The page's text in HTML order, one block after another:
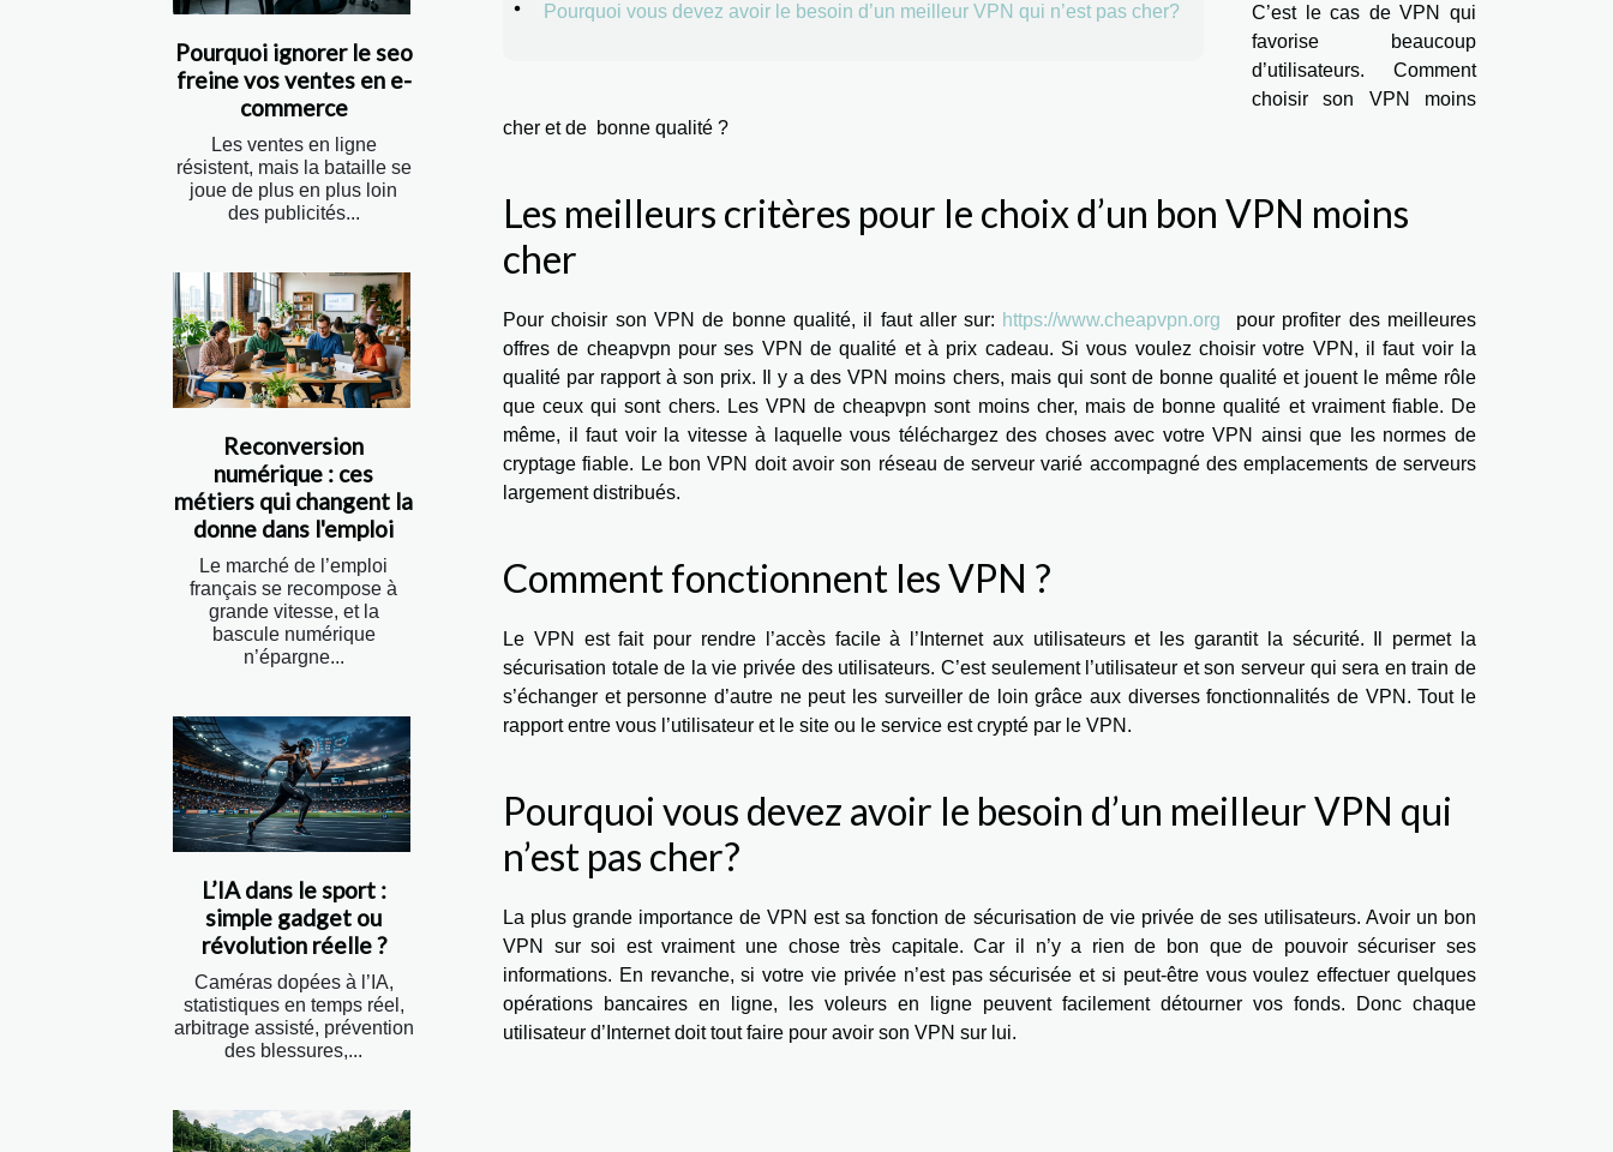
Pourquoi ignorer le seo
freine vos ventes en e-
commerce
Les ventes en ligne
résistent, mais la bataille se
joue de plus en plus loin
des publicités...
Reconversion
numérique : ces
métiers qui changent la
donne dans l'emploi
Le marché de l’emploi
français se recompose à
grande vitesse, et la
bascule numérique
n’épargne...
L’IA dans le sport :
simple gadget ou
révolution réelle ?
Caméras dopées à l’IA,
statistiques en temps réel,
arbitrage assisté, prévention
des blessures,...
Pourquoi vous devez avoir le besoin d’un meilleur VPN qui n’est pas cher?
C’est le cas de VPN qui
favorise beaucoup
d’utilisateurs. Comment
choisir son VPN moins
cher et de bonne qualité ?
Les meilleurs critères pour le choix d’un bon VPN moins
cher
Pour choisir son VPN de bonne qualité, il faut aller sur: https://www.cheapvpn.org
pour profiter des meilleures
offres de cheapvpn pour ses VPN de qualité et à prix cadeau. Si vous voulez choisir votre VPN, il faut voir la
qualité par rapport à son prix. Il y a des VPN moins chers, mais qui sont de bonne qualité et jouent le même rôle
que ceux qui sont chers. Les VPN de cheapvpn sont moins cher, mais de bonne qualité et vraiment fiable. De
même, il faut voir la vitesse à laquelle vous téléchargez des choses avec votre VPN ainsi que les normes de
cryptage fiable. Le bon VPN doit avoir son réseau de serveur varié accompagné des emplacements de serveurs
largement distribués.
Comment fonctionnent les VPN ?
Le VPN est fait pour rendre l’accès facile à l’Internet aux utilisateurs et les garantit la sécurité. Il permet la
sécurisation totale de la vie privée des utilisateurs. C’est seulement l’utilisateur et son serveur qui sera en train de
s’échanger et personne d’autre ne peut les surveiller de loin grâce aux diverses fonctionnalités de VPN. Tout le
rapport entre vous l’utilisateur et le site ou le service est crypté par le VPN.
Pourquoi vous devez avoir le besoin d’un meilleur VPN qui
n’est pas cher?
La plus grande importance de VPN est sa fonction de sécurisation de vie privée de ses utilisateurs. Avoir un bon
VPN sur soi est vraiment une chose très capitale. Car il n’y a rien de bon que de pouvoir sécuriser ses
informations. En revanche, si votre vie privée n’est pas sécurisée et si peut-être vous voulez effectuer quelques
opérations bancaires en ligne, les voleurs en ligne peuvent facilement détourner vos fonds. Donc chaque
utilisateur d’Internet doit tout faire pour avoir son VPN sur lui.